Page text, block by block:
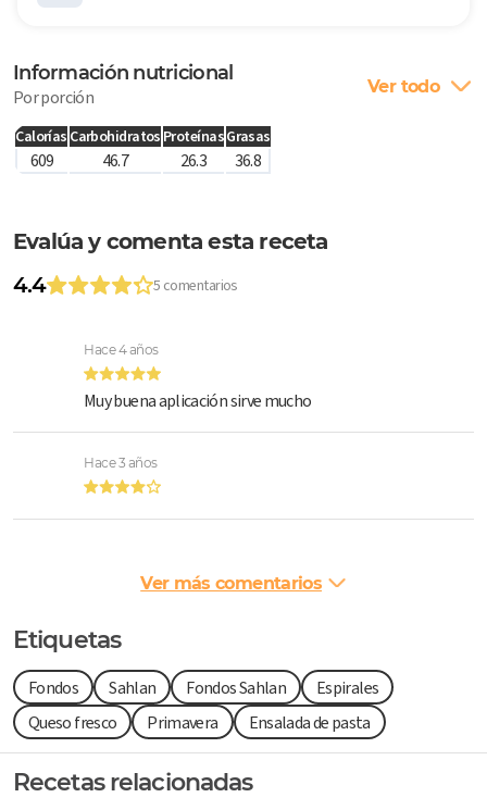
Información nutricional
Por porción Ver todo
Calorías Carbohidratos ProteínasGrasas
609 46.7 26.3 36.8
Evalúa y comenta esta receta
4.4
5 comentarios
Hace 4 años
Muy buena aplicación sirve mucho
Hace 3 años
Ver más comentarios
Etiquetas
Fondos Sahlan Fondos Sahlan
Espirales
Queso fresco
Primavera Ensalada de pasta
Recetas relacionadas